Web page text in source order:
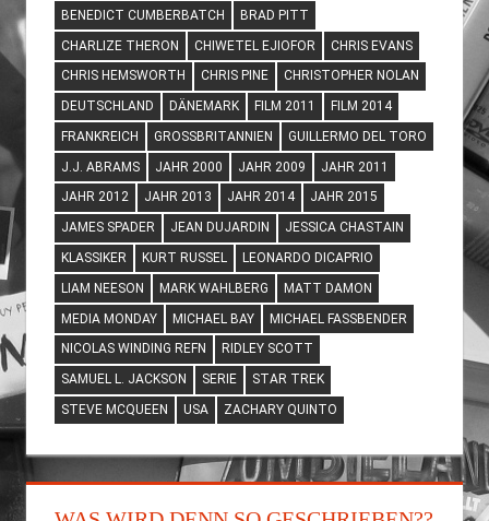
BENEDICT CUMBERBATCH
BRAD PITT
CHARLIZE THERON
CHIWETEL EJIOFOR
CHRIS EVANS
CHRIS HEMSWORTH
CHRIS PINE
CHRISTOPHER NOLAN
DEUTSCHLAND
DÄNEMARK FILM 2011
FILM 2014
FRANKREICH
GROSSBRITANNIEN
GUILLERMO DEL TORO
J.J. ABRAMS
JAHR 2000 JAHR 2009
JAHR 2011
JAHR 2012
JAHR 2013 JAHR 2014
JAHR 2015
JAMES SPADER
JEAN DUJARDIN
JESSICA CHASTAIN
KLASSIKER
KURT RUSSEL
LEONARDO DICAPRIO
LIAM NEESON
MARK WAHLBERG
MATT DAMON
MEDIA MONDAY
MICHAEL BAY
MICHAEL FASSBENDER
NICOLAS WINDING REFN
RIDLEY SCOTT
SAMUEL L. JACKSON
SERIE
STAR TREK
STEVE MCQUEEN
USA ZACHARY QUINTO